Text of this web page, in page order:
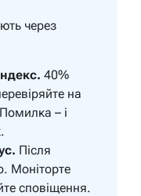
через
40%
на
– і
Після
Моніторте
сповіщення.